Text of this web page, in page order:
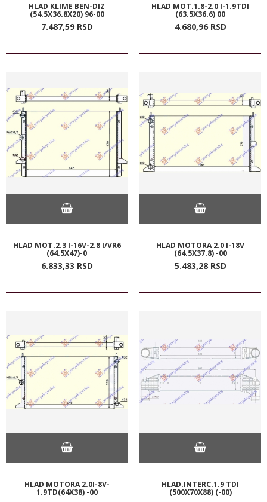
HLAD KLIME BEN-DIZ
(54.5X36.8X20) 96-00
7.487,59 RSD
HLAD MOT.1.8-2.0 I-1.9TDI
(63.5X36.6) 00
4.680,96 RSD
HLAD MOT.2.3 I-16V-2.8 I/VR6
(64.5X47)-0
6.833,33 RSD
HLAD MOTORA 2.0 I-18V
(64.5X37.8) -00
5.483,28 RSD
HLAD MOTORA 2.0I-8V-
1.9TD(64X38) -00
HLAD.INTERC.1.9 TDI
(500X70X88) (-00)